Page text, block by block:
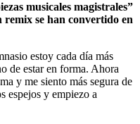
musicales magistrales”
remix se han convertido en
estoy cada día más
de estar en forma. Ahora
y me siento más segura de
espejos y empiezo a